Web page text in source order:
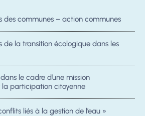
des communes – action communes
de la transition écologique dans les
le cadre d’une mission
participation citoyenne
liés à la gestion de l’eau »